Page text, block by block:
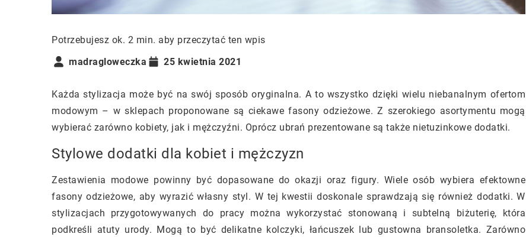
Potrzebujesz ok. 2 min. aby przeczytać ten wpis
madragloweczka
25 kwietnia 2021
Każda stylizacja może być na swój sposób oryginalna. A to wszystko dzięki wielu niebanalnym ofertom
modowym – w sklepach proponowane są ciekawe fasony odzieżowe. Z szerokiego asortymentu mogą
wybierać zarówno kobiety, jak i mężczyźni. Oprócz ubrań prezentowane są także nietuzinkowe dodatki.
Stylowe dodatki dla kobiet i mężczyzn
Zestawienia modowe powinny być dopasowane do okazji oraz figury. Wiele osób wybiera efektowne
fasony odzieżowe, aby wyrazić własny styl. W tej kwestii doskonale sprawdzają się również dodatki. W
stylizacjach przygotowywanych do pracy można wykorzystać stonowaną i subtelną biżuterię, która
podkreśli atuty urody. Mogą to być delikatne kolczyki, łańcuszek lub gustowna bransoletka. Zarówno